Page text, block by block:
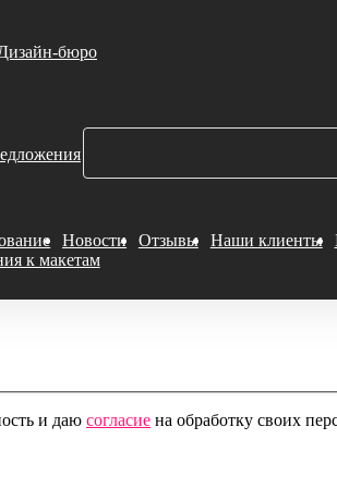
и даю согласие на обработку своих
бюро
Новости Отзывы Наши клиенты
к макетам